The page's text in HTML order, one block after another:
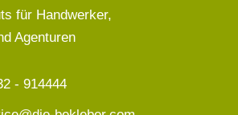
für Handwerker,
Agenturen
- 914444